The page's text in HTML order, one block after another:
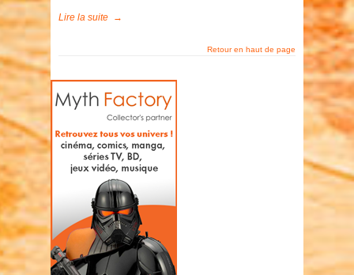
Lire la suite →
Retour en haut de page